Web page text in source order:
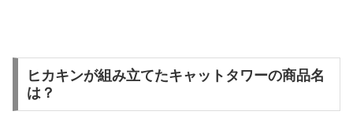
ヒカキンが組み立てたキャットタワーの商品名
は？